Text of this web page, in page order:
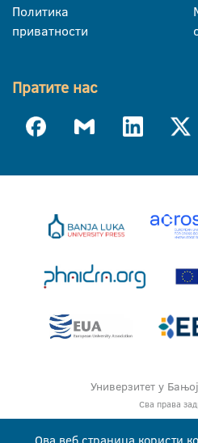
Политика
приватности
Пратите нас
Универзитет у
Сва права